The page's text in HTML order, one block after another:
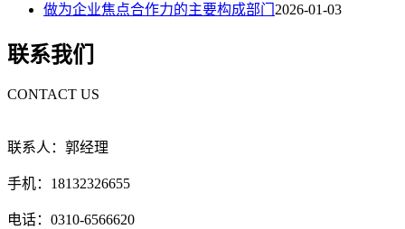
做为企业焦点合作力的主要构成部门 2026-01-03
联系我们
CONTACT US
联系人：郭经理
手机：18132326655
电话：0310-6566620